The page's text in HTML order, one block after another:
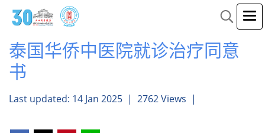
泰国华侨中医院就诊治疗同意
书
Last updated: 14 Jan 2025 | 2762 Views |